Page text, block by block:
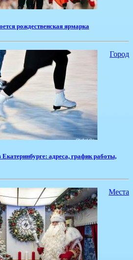
рождественская ярмарка
Город
Екатеринбурге: адреса, график работы,
Места